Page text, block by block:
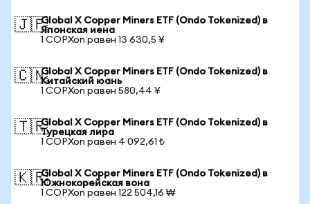
🇯🇵Global X Copper Miners ETF (Ondo Tokenized) в
Японская иена
1 COPXon равен 13 630,5 ¥
🇨🇳Global X Copper Miners ETF (Ondo Tokenized) в
Китайский юань
1 COPXon равен 580,44 ¥
🇹🇷Global X Copper Miners ETF (Ondo Tokenized) в
Турецкая лира
1 COPXon равен 4 092,61 ₺
🇰🇷Global X Copper Miners ETF (Ondo Tokenized) в
Южнокорейская вона
1 COPXon равен 122 504,16 ₩